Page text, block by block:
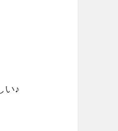
い♪